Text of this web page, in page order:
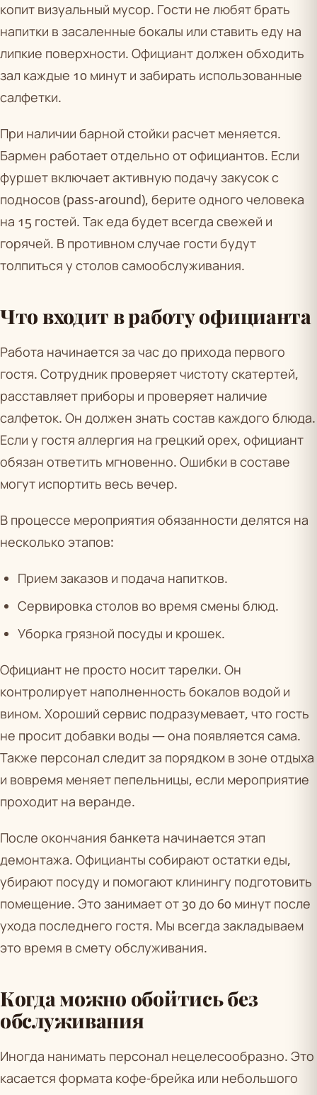
копит визуальный мусор. Гости не любят брать
напитки в засаленные бокалы или ставить еду на
липкие поверхности. Официант должен обходить
зал каждые 10 минут и забирать использованные
салфетки.
При наличии барной стойки расчет меняется.
Бармен работает отдельно от официантов. Если
фуршет включает активную подачу закусок с
подносов (pass-around), берите одного человека
на 15 гостей. Так еда будет всегда свежей и
горячей. В противном случае гости будут
толпиться у столов самообслуживания.
Что входит в работу официанта
Работа начинается за час до прихода первого
гостя. Сотрудник проверяет чистоту скатертей,
расставляет приборы и проверяет наличие
салфеток. Он должен знать состав каждого блюда.
Если у гостя аллергия на грецкий орех, официант
обязан ответить мгновенно. Ошибки в составе
могут испортить весь вечер.
В процессе мероприятия обязанности делятся на
несколько этапов:
Прием заказов и подача напитков.
Сервировка столов во время смены блюд.
Уборка грязной посуды и крошек.
Официант не просто носит тарелки. Он
контролирует наполненность бокалов водой и
вином. Хороший сервис подразумевает, что гость
не просит добавки воды — она появляется сама.
Также персонал следит за порядком в зоне отдыха
и вовремя меняет пепельницы, если мероприятие
проходит на веранде.
После окончания банкета начинается этап
демонтажа. Официанты собирают остатки еды,
убирают посуду и помогают клинингу подготовить
помещение. Это занимает от 30 до 60 минут после
ухода последнего гостя. Мы всегда закладываем
это время в смету обслуживания.
Когда можно обойтись без
обслуживания
Иногда нанимать персонал нецелесообразно. Это
касается формата кофе-брейка или небольшого